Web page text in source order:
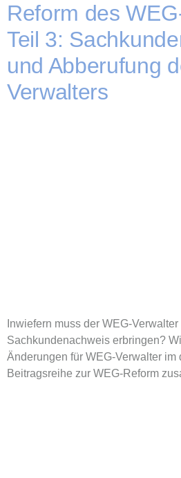
Reform des
Teil 3:
und Abberufung
Verwalters
Inwiefern muss der WEG-
Sachkundenachweis erbringen?
Änderungen für WEG-Verwalter im
Beitragsreihe zur WEG-Reform